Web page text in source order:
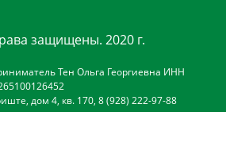
защищены. 2020 г.
Тен Ольга Георгиевна ИНН
дом 4, кв. 170, 8 (928) 222-97-88